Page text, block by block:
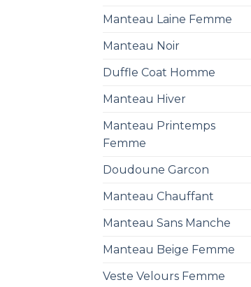
Manteau Laine Femme
Manteau Noir
Duffle Coat Homme
Manteau Hiver
Manteau Printemps
Femme
Doudoune Garcon
Manteau Chauffant
Manteau Sans Manche
Manteau Beige Femme
Veste Velours Femme